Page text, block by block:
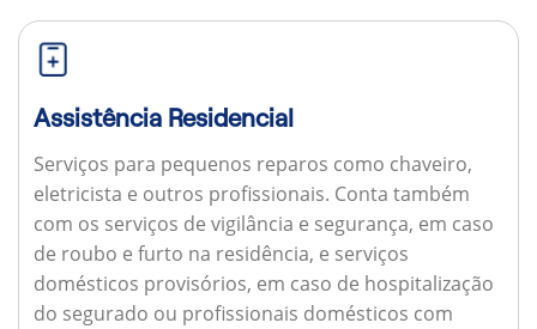
Assistência Residencial
Serviços para pequenos reparos como chaveiro,
eletricista e outros profissionais. Conta também
com os serviços de vigilância e segurança, em caso
de roubo e furto na residência, e serviços
domésticos provisórios, em caso de hospitalização
do segurado ou profissionais domésticos com